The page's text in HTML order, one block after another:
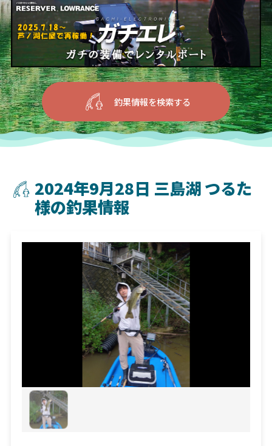
釣果情報を検索する
2024年9月28日 三島湖 つるた
様の釣果情報